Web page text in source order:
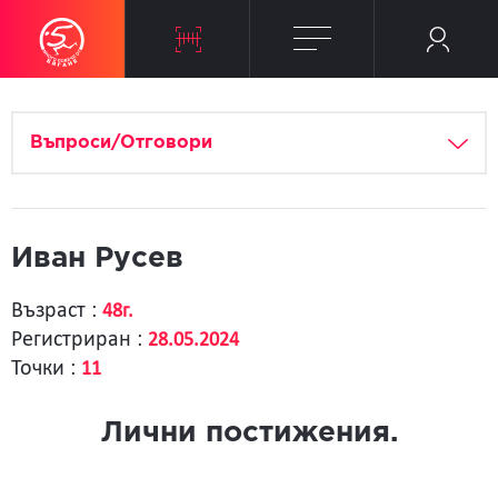
Въпроси/Отговори
Иван Русев
Възраст : 48г.
Регистриран : 28.05.2024
Точки : 11
Лични постижения.